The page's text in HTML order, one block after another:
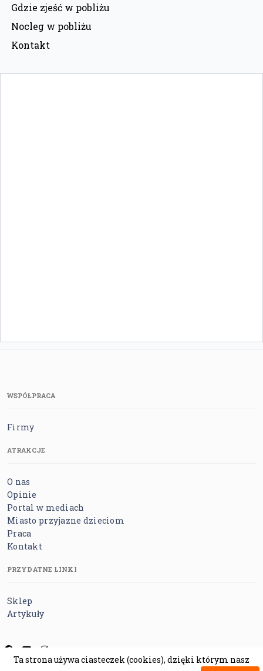
Gdzie zjeść w pobliżu
Nocleg w pobliżu
Kontakt
WSPÓŁPRACA
Firmy
ATRAKCJE
O nas
Opinie
Portal w mediach
Miasto przyjazne dzieciom
Praca
Kontakt
PRZYDATNE LINKI
Sklep
Artykuły
Regulamin Polityka prywatności Polityka cookies
Ta strona używa ciasteczek (cookies), dzięki którym nasz